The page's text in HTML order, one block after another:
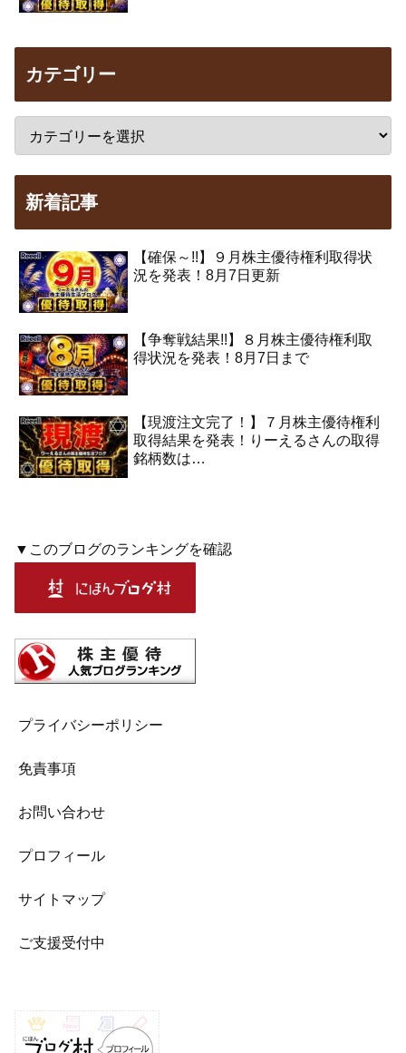
カテゴリー
新着記事
【確保～!!】９月株主優待権利取得状
況を発表！8月7日更新
【争奪戦結果!!】８月株主優待権利取
得状況を発表！8月7日まで
【現渡注文完了！】７月株主優待権利
取得結果を発表！りーえるさんの取得
銘柄数は…
▼このブログのランキングを確認
プライバシーポリシー
免責事項
お問い合わせ
プロフィール
サイトマップ
ご支援受付中